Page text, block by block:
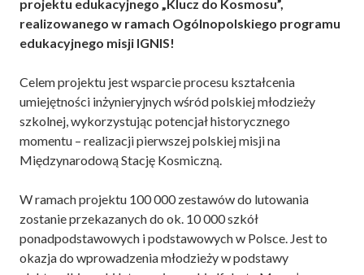
projektu edukacyjnego „Klucz do Kosmosu”,
realizowanego w ramach Ogólnopolskiego programu
edukacyjnego misji IGNIS!
Celem projektu jest wsparcie procesu kształcenia
umiejętności inżynieryjnych wśród polskiej młodzieży
szkolnej, wykorzystując potencjał historycznego
momentu – realizacji pierwszej polskiej misji na
Międzynarodową Stację Kosmiczną.
W ramach projektu 100 000 zestawów do lutowania
zostanie przekazanych do ok. 10 000 szkół
ponadpodstawowych i podstawowych w Polsce. Jest to
okazja do wprowadzenia młodzieży w podstawy